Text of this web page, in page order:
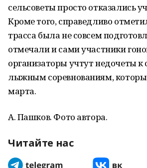
сельсоветы просто отказались
Кроме того, справедливо
трасса была не совсем
отмечали и сами участники
организаторы учтут недочеты
лыжным соревнованиям,
марта.
А. Пашков. Фото автора.
Читайте нас